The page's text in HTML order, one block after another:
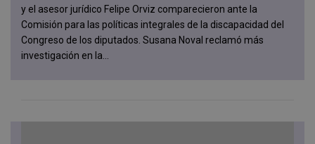
y el asesor jurídico Felipe Orviz comparecieron ante la
Comisión para las políticas integrales de la discapacidad del
Congreso de los diputados. Susana Noval reclamó más
investigación en la...